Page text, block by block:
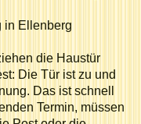
in Ellenberg
die Haustür
Die Tür ist zu und
Das ist schnell
Termin, müssen